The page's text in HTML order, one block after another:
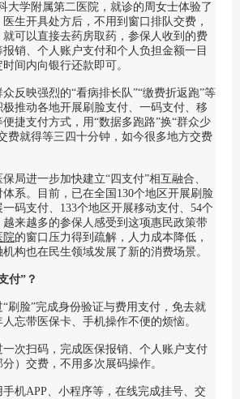
大学附属第二医院，就诊的周女士体验了
生开具处方后，不用到窗口排队交费，
可以直接去药房取药，参保人收到的费
销、个人账户支付和个人负担金额一目
间内向银行还款即可。
映强烈的“看病排长队”“缴费折返跑”等
推动各地开展刷脸支付、一码支付、移
捷支付方式，用“数据多跑路”换“群众少
费就得等三四十分钟，如今很多地方交费
进一步加快建立“四支付”相互融合、
系。目前，已在全国130个地区开展刷脸
码支付、133个地区开展移动支付、54个
来越多的参保人感受到这项惠民政策带
院的窗口压力得到疏解，人力成本降低，
构也在民生领域发展了新的消费场景。
付”？
脸”完成身份验证与费用支付，免去就
忘带医保卡、手机操作不便的烦恼。
扫码，完成医保报销、个人账户支付
）交费，不用多次展码操作。
APP、小程序等，在线完成挂号、交